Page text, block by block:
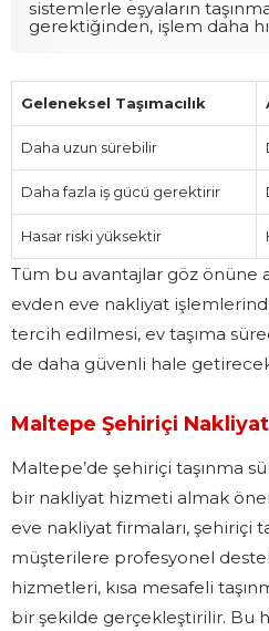
sistemlerle eşyaların
gerektiğinden, işlem daha
Geleneksel Taşımacılık
Daha uzun sürebilir
Daha fazla iş gücü gerektirir
Hasar riski yüksektir
Tüm bu avantajlar göz önüne
evden eve nakliyat
tercih edilmesi, ev taşıma
de daha güvenli hale
Maltepe Şehiriçi Nakliyat
Maltepe’de şehiriçi taşınma
bir nakliyat hizmeti almak
eve nakliyat firmaları, şehiriçi
müşterilere profesyonel
hizmetleri, kısa mesafeli
bir şekilde gerçekleştirilir. Bu